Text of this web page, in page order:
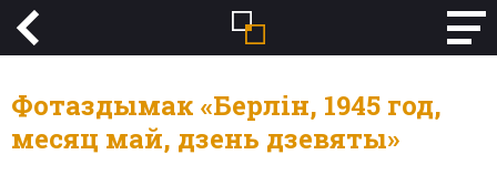
Фотаздымак «Берлін, 1945 год,
месяц май, дзень дзевяты»